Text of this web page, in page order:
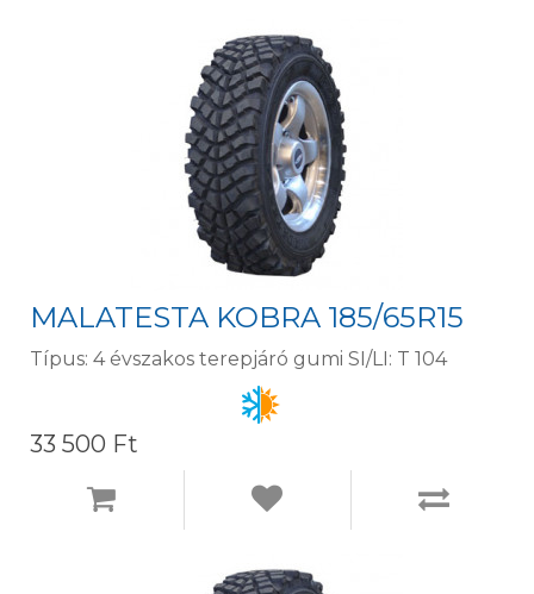
MALATESTA KOBRA 185/65R15
Típus: 4 évszakos terepjáró gumi SI/LI: T 104
33 500 Ft